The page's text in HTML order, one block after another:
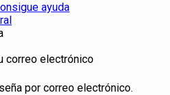
ayuda
correo electrónico
por correo electrónico.